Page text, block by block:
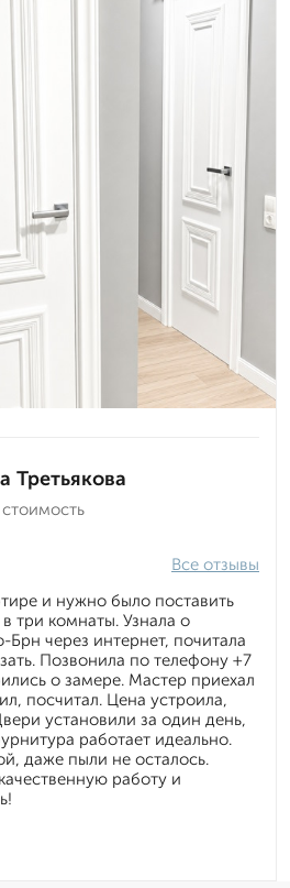
Третьякова
Все отзывы
и нужно было поставить
три комнаты. Узнала о
через интернет, почитала
Позвонила по телефону +7
о замере. Мастер приехал
посчитал. Цена устроила,
установили за один день,
работает идеально.
даже пыли не осталось.
работу и